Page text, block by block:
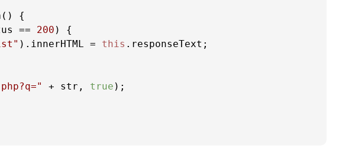
(
== 200
). innerHTML = this . responseText ;
+ str, true );